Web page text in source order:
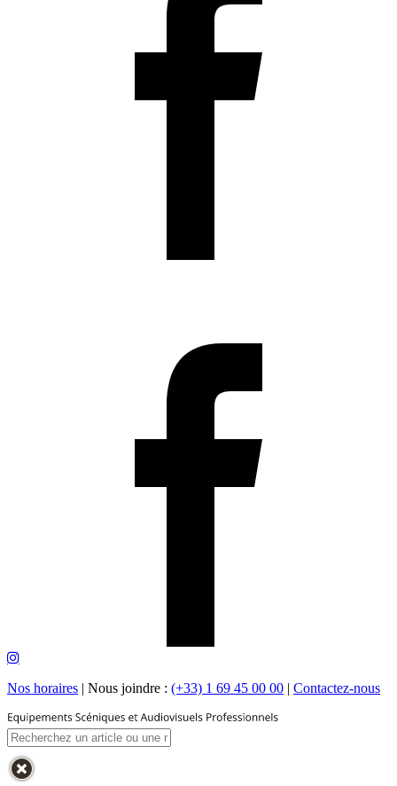
Nos horaires | Nous joindre : (+33) 1 69 45 00 00 | Contactez-nous